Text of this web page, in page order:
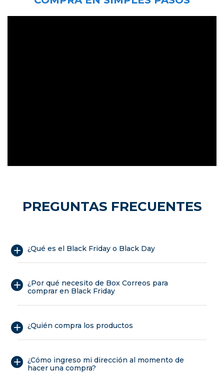
PREGUNTAS FRECUENTES
¿Qué es el Black Friday o Black Day
¿Por qué necesito de Box Correos para
comprar en Black Friday
¿Quién compra los productos
¿Cómo ingreso mi dirección al momento de
hacer una compra?